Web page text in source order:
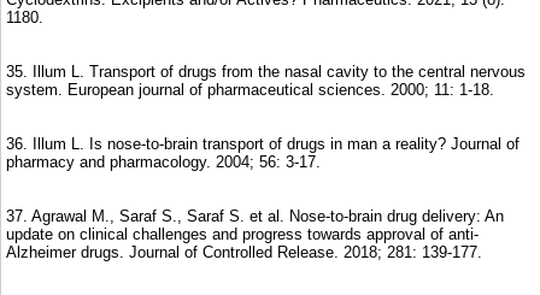
1180.
35. Illum L. Transport of drugs from the nasal cavity to the central nervous
system. European journal of pharmaceutical sciences. 2000; 11: 1-18.
36. Illum L. Is nose-to-brain transport of drugs in man a reality? Journal of
pharmacy and pharmacology. 2004; 56: 3-17.
37. Agrawal M., Saraf S., Saraf S. et al. Nose-to-brain drug delivery: An
update on clinical challenges and progress towards approval of anti-
Alzheimer drugs. Journal of Controlled Release. 2018; 281: 139-177.